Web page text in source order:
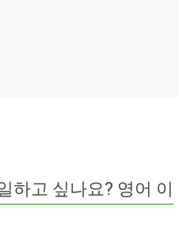
하고 싶나요? 영어 이